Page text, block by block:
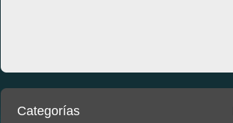
Categorías